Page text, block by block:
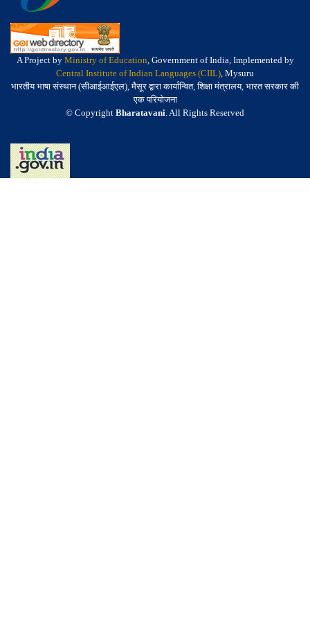
A Project by Ministry of Education, Government of India, Implemented by
Central Institute of Indian Languages (CIIL), Mysuru
भारतीय भाषा संस्थान (सीआईआईएल), मैसूर द्वारा कार्यान्वित, शिक्षा मंत्रालय, भारत सरकार की
एक परियोजना
© Copyright Bharatavani. All Rights Reserved